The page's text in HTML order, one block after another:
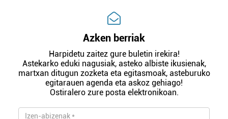
Azken berriak
Harpidetu zaitez gure buletin irekira!
Astekarko eduki nagusiak, asteko albiste ikusienak,
martxan ditugun zozketa eta egitasmoak, asteburuko
egitarauen agenda eta askoz gehiago!
Ostiralero zure posta elektronikoan.